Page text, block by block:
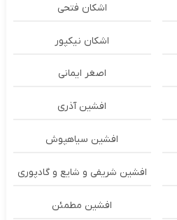
اشکان فتحی
اشکان نیکپور
اصغر ایمانی
افشین آذری
افشین سیاهپوش
افشین شریفی و شایع و گادپوری
افشین مطمئن